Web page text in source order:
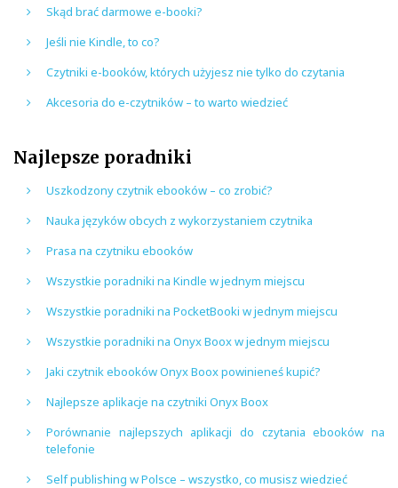
Skąd brać darmowe e-booki?
Jeśli nie Kindle, to co?
Czytniki e-booków, których użyjesz nie tylko do czytania
Akcesoria do e-czytników – to warto wiedzieć
Najlepsze poradniki
Uszkodzony czytnik ebooków – co zrobić?
Nauka języków obcych z wykorzystaniem czytnika
Prasa na czytniku ebooków
Wszystkie poradniki na Kindle w jednym miejscu
Wszystkie poradniki na PocketBooki w jednym miejscu
Wszystkie poradniki na Onyx Boox w jednym miejscu
Jaki czytnik ebooków Onyx Boox powinieneś kupić?
Najlepsze aplikacje na czytniki Onyx Boox
Porównanie najlepszych aplikacji do czytania ebooków na
telefonie
Self publishing w Polsce – wszystko, co musisz wiedzieć